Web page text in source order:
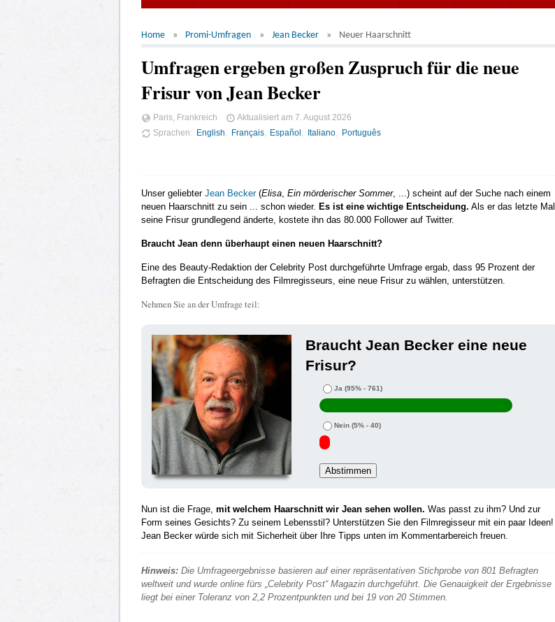
Home Promi-Umfragen Jean Becker Neuer Haarschnitt
Umfragen ergeben großen Zuspruch für die neue
Frisur von Jean Becker
Paris, Frankreich Aktualisiert am 7. August 2026
Sprachen
English Français Español Italiano Português
Unser geliebter Jean Becker(Elisa Ein mörderischer Sommer, ...) scheint auf der Suche nach einem
neuen Haarschnitt zu sein ... schon wieder. Es ist eine wichtige Entscheidung. Als er das letzte Mal
seine Frisur grundlegend änderte, kostete ihn das 80.000 Follower auf Twitter.
Braucht Jean denn überhaupt einen neuen Haarschnitt?
Eine des Beauty-Redaktion der Celebrity Post durchgeführte Umfrage ergab, dass 95 Prozent der
Befragten die Entscheidung des Filmregisseurs, eine neue Frisur zu wählen, unterstützen.
Nehmen Sie an der Umfrage teil:
Braucht Jean Becker eine neue
Frisur?
Ja (95% - 761)
Nein (5% - 40)
Nun ist die Frage, mit welchem Haarschnitt wir Jean sehen wollen. Was passt zu ihm? Und zur
Form seines Gesichts? Zu seinem Lebensstil? Unterstützen Sie den Filmregisseur mit ein paar Ideen!
Jean Becker würde sich mit Sicherheit über Ihre Tipps unten im Kommentarbereich freuen.
Hinweis: Die Umfrageergebnisse basieren auf einer repräsentativen Stichprobe von 801 Befragten
weltweit und wurde online fürs „Celebrity Post“ Magazin durchgeführt. Die Genauigkeit der Ergebnisse
liegt bei einer Toleranz von 2,2 Prozentpunkten und bei 19 von 20 Stimmen.